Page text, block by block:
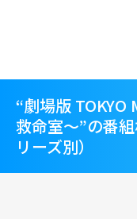
“劇場版 TOKYO
救命室～”の番
リーズ別）